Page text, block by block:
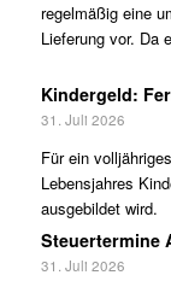
regelmäßig eine
Lieferung vor. Da
Kindergeld:
31. Juli 2026
Für ein
Lebensjahres
ausgebildet wird.
Steuertermine
31. Juli 2026